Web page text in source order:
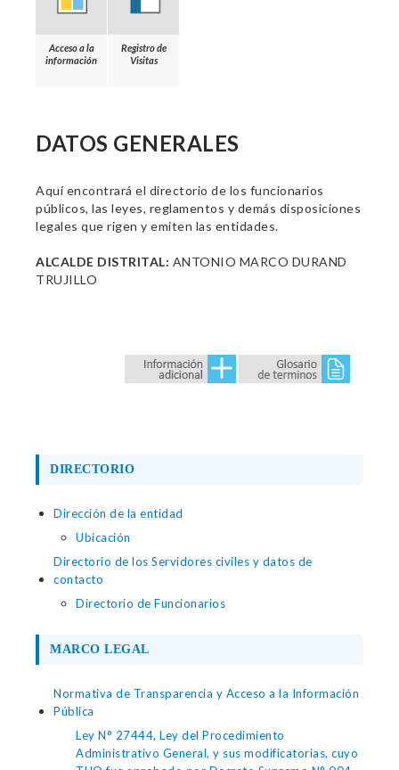
Acceso a la
información
Registro de
Visitas
DATOS GENERALES
Aquí encontrará el directorio de los funcionarios
públicos, las leyes, reglamentos y demás disposiciones
legales que rigen y emiten las entidades.
ALCALDE DISTRITAL: ANTONIO MARCO DURAND
TRUJILLO
DIRECTORIO
Dirección de la entidad
Ubicación
Directorio de los Servidores civiles y datos de
contacto
Directorio de Funcionarios
MARCO LEGAL
Normativa de Transparencia y Acceso a la Información
Pública
Ley N° 27444, Ley del Procedimiento
Administrativo General, y sus modificatorias, cuyo